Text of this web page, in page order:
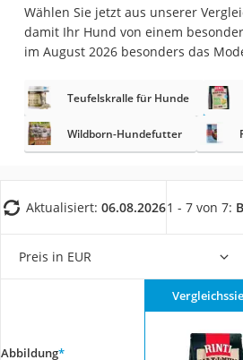
Wählen Sie jetzt aus unserer
damit Ihr Hund von einem
im August 2026 besonders das
Teufelskralle für Hunde
Wildborn-Hundefutter
Aktualisiert: 06.08.20261 - 7 von 7:
Preis in EUR
Abbildung*